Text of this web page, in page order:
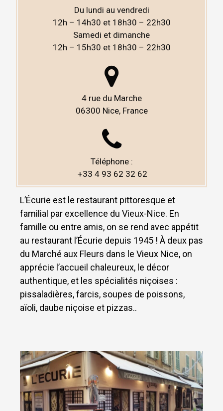
Du lundi au vendredi
12h – 14h30 et 18h30 – 22h30
Samedi et dimanche
12h – 15h30 et 18h30 – 22h30
4 rue du Marche
06300 Nice, France
Téléphone :
+33 4 93 62 32 62
L’Écurie est le restaurant pittoresque et
familial par excellence du Vieux-Nice. En
famille ou entre amis, on se rend avec appétit
au restaurant l’Écurie depuis 1945 ! À deux pas
du Marché aux Fleurs dans le Vieux Nice, on
apprécie l’accueil chaleureux, le décor
authentique, et les spécialités niçoises :
pissaladières, farcis, soupes de poissons,
aïoli, daube niçoise et pizzas..